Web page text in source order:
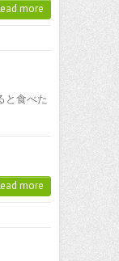
more
と食べた
more